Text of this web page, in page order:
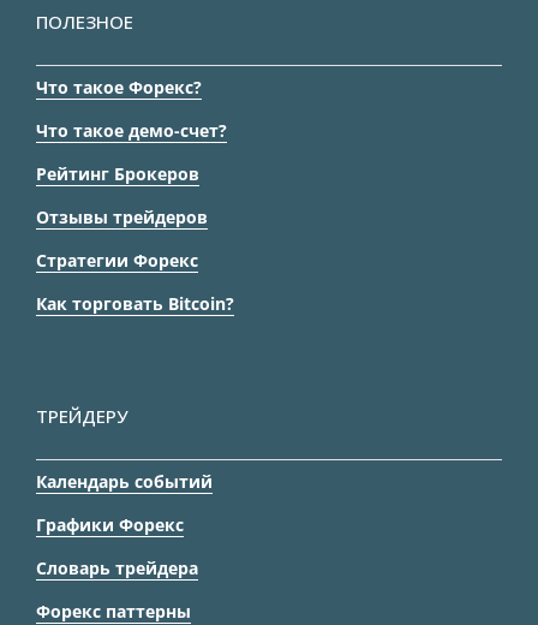
ПОЛЕЗНОЕ
Что такое Форекс?
Что такое демо-счет?
Рейтинг Брокеров
Отзывы трейдеров
Стратегии Форекс
Как торговать Bitcoin?
ТРЕЙДЕРУ
Календарь событий
Графики Форекс
Словарь трейдера
Форекс паттерны